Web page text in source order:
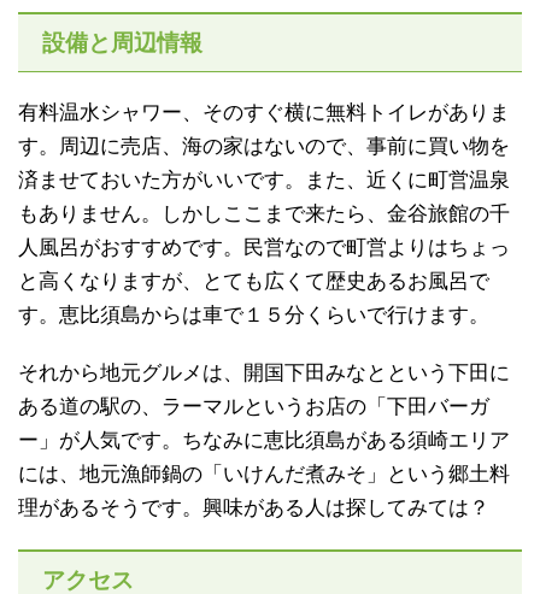
設備と周辺情報
有料温水シャワー、そのすぐ横に無料トイレがありま
す。周辺に売店、海の家はないので、事前に買い物を
済ませておいた方がいいです。また、近くに町営温泉
もありません。しかしここまで来たら、金谷旅館の千
人風呂がおすすめです。民営なので町営よりはちょっ
と高くなりますが、とても広くて歴史あるお風呂で
す。恵比須島からは車で１５分くらいで行けます。
それから地元グルメは、開国下田みなとという下田に
ある道の駅の、ラーマルというお店の「下田バーガ
ー」が人気です。ちなみに恵比須島がある須崎エリア
には、地元漁師鍋の「いけんだ煮みそ」という郷土料
理があるそうです。興味がある人は探してみては？
アクセス